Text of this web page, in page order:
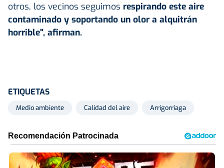
otros, los vecinos seguimos respirando este aire
contaminado y soportando un olor a alquitrán
horrible", afirman.
ETIQUETAS
Medio ambiente Calidad del aire Arrigorriaga